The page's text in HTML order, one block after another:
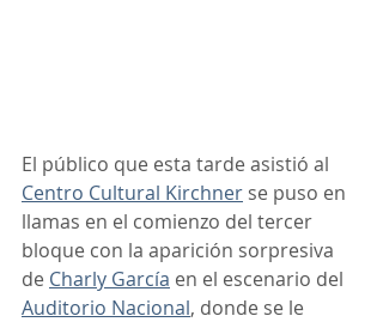
El público que esta tarde asistió al
Centro Cultural Kirchner se puso en
llamas en el comienzo del tercer
bloque con la aparición sorpresiva
de Charly García en el escenario del
Auditorio Nacional, donde se le